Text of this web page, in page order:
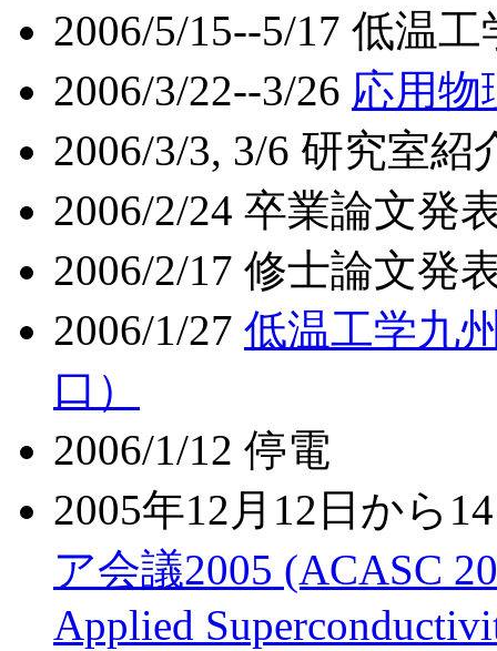
2006/5/15--5/17 低温
2006/3/22--3/26 応用物
2006/3/3, 3/6 研究室紹
2006/2/24 卒業論文発
2006/2/17 修士論文発
2006/1/27 低温工学九
口）
2006/1/12 停電
2005年12月12日から
ア会議2005 (ACASC
Applied